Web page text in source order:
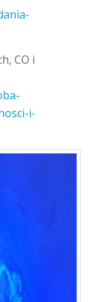
CO i
i-